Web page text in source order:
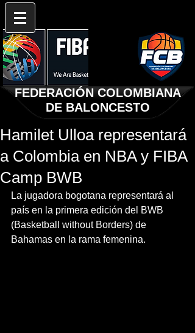
FEDERACIÓN COLOMBIANA
DE BALONCESTO
Hamilet Ulloa representará
a Colombia en NBA y FIBA
Camp BWB
La jugadora bogotana representará al
país en la primera edición del BWB
(Basketball without Borders) de
Bahamas en la rama femenina.